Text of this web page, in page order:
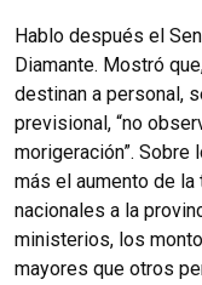
Hablo después el
Diamante. Mostró
destinan a personal,
previsional, “no
morigeración”.
más el aumento de
nacionales a la
ministerios, los
mayores que otros